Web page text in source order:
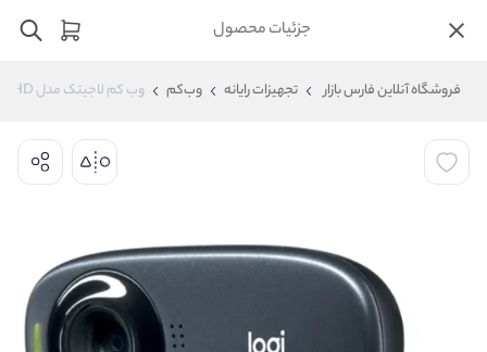
جزئیات محصول
فروشگاه آنلاین فارس بازار تجهیزات رایانه وب‌کم وب کم لاجیتک مدل Logitech C310 HD